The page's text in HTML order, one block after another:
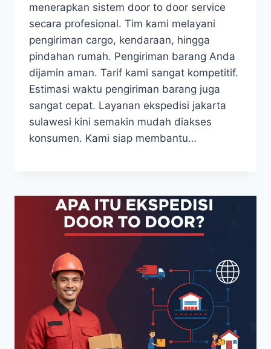
menerapkan sistem door to door service
secara profesional. Tim kami melayani
pengiriman cargo, kendaraan, hingga
pindahan rumah. Pengiriman barang Anda
dijamin aman. Tarif kami sangat kompetitif.
Estimasi waktu pengiriman barang juga
sangat cepat. Layanan ekspedisi jakarta
sulawesi kini semakin mudah diakses
konsumen. Kami siap membantu…